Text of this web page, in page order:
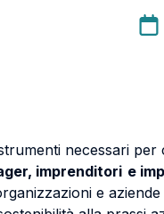
necessari
imprenditori e
e